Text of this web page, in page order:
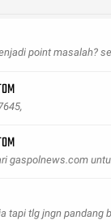
point masalah?
gaspolnews.com
tapi tlg jngn pandang